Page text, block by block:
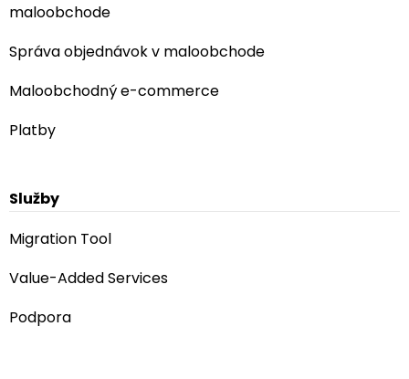
maloobchode
Správa objednávok v maloobchode
Maloobchodný e-commerce
Platby
Služby
Migration Tool
Value-Added Services
Podpora